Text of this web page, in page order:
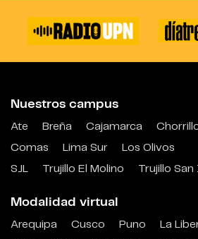
Nuestros campus
Ate Breña Cajamarca
Comas
Lima Sur
Los Olivos
SJL
Trujillo El Molino Trujillo San
Modalidad virtual
Arequipa Cusco Puno
La